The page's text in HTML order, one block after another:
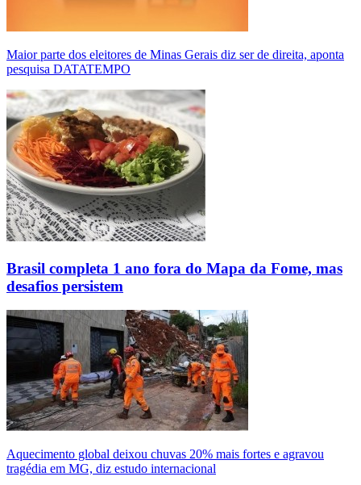
Maior parte dos eleitores de Minas Gerais diz ser de direita, aponta
pesquisa DATATEMPO
Brasil completa 1 ano fora do Mapa da Fome, mas
desafios persistem
Aquecimento global deixou chuvas 20% mais fortes e agravou
tragédia em MG, diz estudo internacional